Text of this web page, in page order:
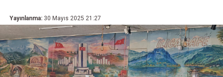
Yayınlanma: 30 Mayıs 2025 21:27